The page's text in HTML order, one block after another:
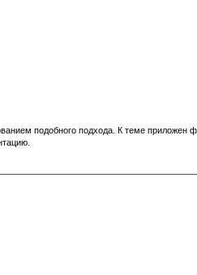
подобного подхода. К теме